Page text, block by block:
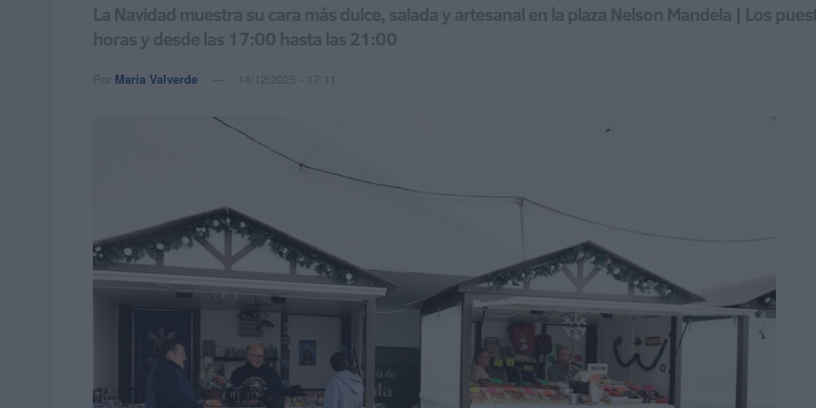
La Navidad muestra su cara más dulce, salada y artesanal en la plaza Nelson Mandela | Los
horas y desde las 17:00 hasta las 21:00
Por María Valverde 14/12/2025 - 17:11